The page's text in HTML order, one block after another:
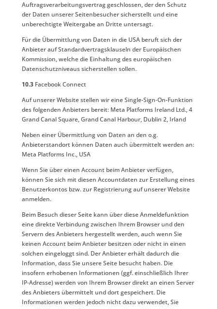
Auftragsverarbeitungsvertrag geschlossen, der den Schutz
der Daten unserer Seitenbesucher sicherstellt und eine
unberechtigte Weitergabe an Dritte untersagt.
Für die Übermittlung von Daten in die USA beruft sich der
Anbieter auf Standardvertragsklauseln der Europäischen
Kommission, welche die Einhaltung des europäischen
Datenschutzniveaus sicherstellen sollen.
10.3Facebook Connect
Auf unserer Website stellen wir eine Single-Sign-On-Funktion
des folgenden Anbieters bereit: Meta Platforms Ireland Ltd., 4
Grand Canal Square, Grand Canal Harbour, Dublin 2, Irland
Neben einer Übermittlung von Daten an den o.g.
Anbieterstandort können Daten auch übermittelt werden an:
Meta Platforms Inc., USA
Wenn Sie über einen Account beim Anbieter verfügen,
können Sie sich mit diesen Accountdaten zur Erstellung eines
Benutzerkontos bzw. zur Registrierung auf unserer Website
anmelden.
Beim Besuch dieser Seite kann über diese Anmeldefunktion
eine direkte Verbindung zwischen Ihrem Browser und den
Servern des Anbieters hergestellt werden, auch wenn Sie
keinen Account beim Anbieter besitzen oder nicht in einen
solchen eingeloggt sind. Der Anbieter erhält dadurch die
Information, dass Sie unsere Seite besucht haben. Die
insofern erhobenen Informationen (ggf. einschließlich Ihrer
IP-Adresse) werden von Ihrem Browser direkt an einen Server
des Anbieters übermittelt und dort gespeichert. Die
Informationen werden jedoch nicht dazu verwendet, Sie